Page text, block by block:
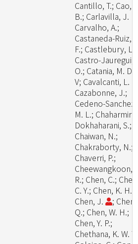
Cantillo, T.; Cao,
B.; Carlavilla, J.
Carvalho, A.;
Castaneda-Ruiz,
F.; Castlebury, L.;
Castro-Jauregui,
O.; Catania, M. D.,
V; Cavalcanti, L.
Cazabonne, J.;
Cedeno-Sanchez,
M. L.; Chaharmiri-
Dokhaharani, S.;
Chaiwan, N.;
Chakraborty, N.;
Chaverri, P.;
Cheewangkoon,
R.; Chen, C.;
C. Y.; Chen, K. H.;
Chen, J.
; Chen,
Q.; Chen, W. H.;
Chen, Y. P.;
Chethana, K. W.